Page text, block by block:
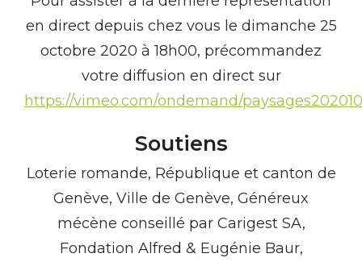
en direct depuis chez vous le dimanche 25
octobre 2020 à 18h00, précommandez
votre diffusion en direct sur
https://vimeo.com/ondemand/
Soutiens
Loterie romande, République et canton de
Genève, Ville de Genève, Généreux
mécène conseillé par Carigest SA,
Fondation Alfred & Eugénie Baur,